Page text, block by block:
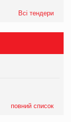
Всі тендери
повний список